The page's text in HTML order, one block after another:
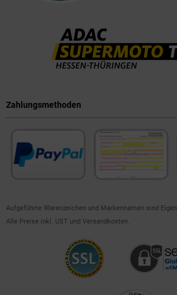
Zahlungsmethoden
Aufgeführte Warenzeichen und Markennamen sind
Alle Preise inkl. UST und Versandkosten.